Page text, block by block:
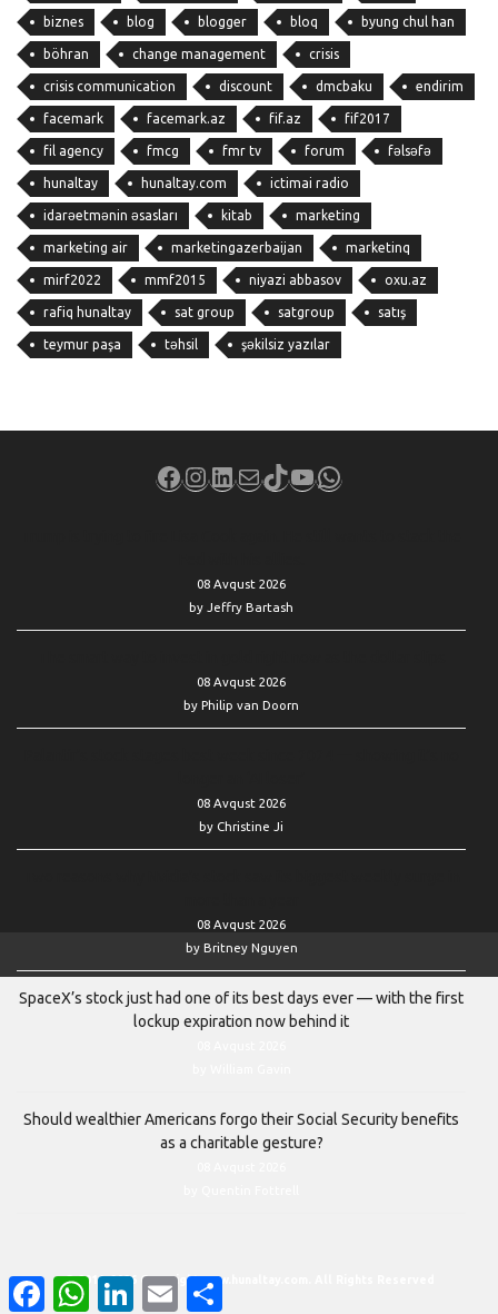
biznes blog blogger bloq byung chul han
böhran change management crisis
crisis communication discount dmcbaku endirim
facemark facemark.az fif.az fif2017
fil agency fmcg fmr tv forum fəlsəfə
hunaltay hunaltay.com ictimai radio
idarəetmənin əsasları kitab marketing
marketing air marketingazerbaijan marketinq
mirf2022 mmf2015 niyazi abbasov oxu.az
rafiq hunaltay sat group satgroup satış
teymur paşa təhsil şəkilsiz yazılar
Facebook
Instagram
LinkedIn
MailTikTok
YouTube
WhatsApp
08 Avqust 2026
by Jeffry Bartash
08 Avqust 2026
by Philip van Doorn
08 Avqust 2026
by Christine Ji
08 Avqust 2026
by Britney Nguyen
SpaceX’s stock just had one of its best days ever — with the first
lockup expiration now behind it
Should wealthier Americans forgo their Social Security benefits
as a charitable gesture?
© 2011–2026 Copyright www.hunaltay.com. All Rights Reserved
FacebookWhatsAppLinkedInEmail